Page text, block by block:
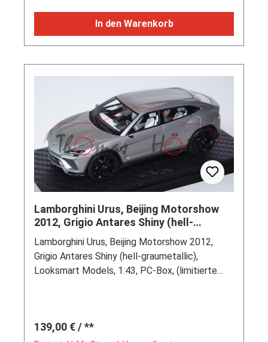
In den Warenkorb
Lamborghini Urus, Beijing Motorshow
2012, Grigio Antares Shiny (hell-
graumetallic), Looksmart Models
Lamborghini Urus, Beijing Motorshow 2012,
Grigio Antares Shiny (hell-graumetallic),
Looksmart Models, 1:43, PC-Box, (limitierte
Regulärer Preis:
139,00 €/ **